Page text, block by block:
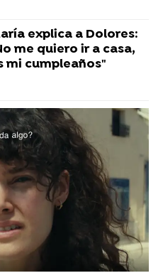
explica a Dolores:
me quiero ir a casa,
mi cumpleaños"